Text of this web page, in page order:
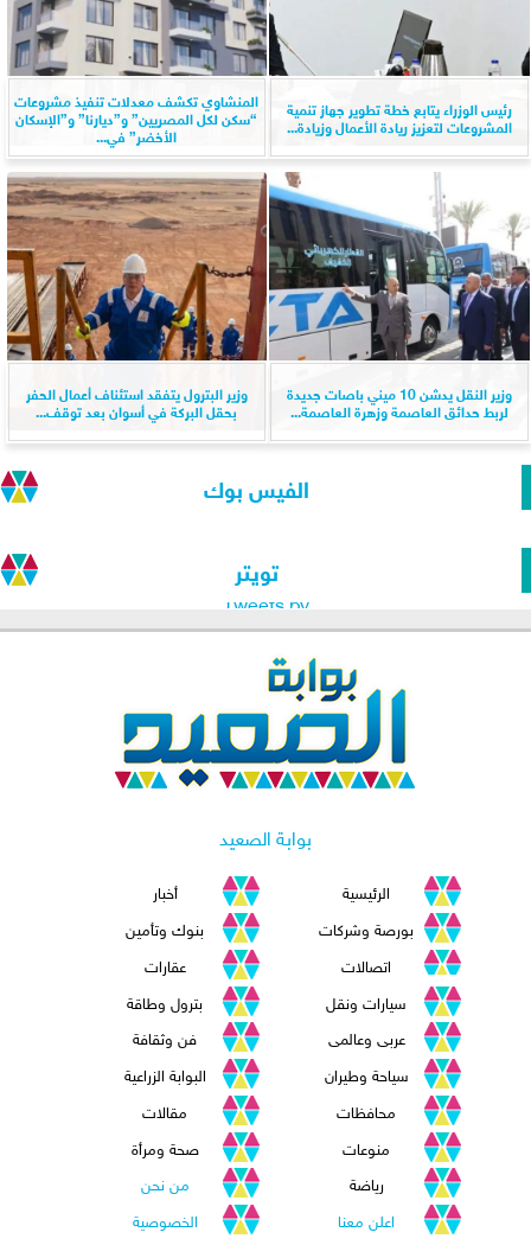
رئيس الوزراء يتابع خطة تطوير جهاز تنمية
المشروعات لتعزيز ريادة الأعمال وزيادة...
المنشاوي تكشف معدلات تنفيذ مشروعات
“سكن لكل المصريين” و”ديارنا” و”الإسكان
الأخضر” في...
وزير النقل يدشن 10 ميني باصات جديدة
لربط حدائق العاصمة وزهرة العاصمة...
وزير البترول يتفقد استئناف أعمال الحفر
بحقل البركة في أسوان بعد توقف...
الفيس بوك
تويتر
Tweets by
بوابة الصعيد
الرئيسية
أخبار
بورصة وشركات
بنوك وتأمين
اتصالات
عقارات
سيارات ونقل
بترول وطاقة
عربى وعالمى
فن وثقافة
سياحة وطيران
البوابة الزراعية
محافظات
مقالات
منوعات
صحة ومرأة
رياضة
من نحن
اعلن معنا
الخصوصية